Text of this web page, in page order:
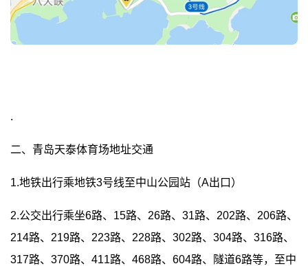
.
二、青岛天泰体育场地址交通
1.地铁出行乘地铁3号线至中山公园站（A出口）
2.公交出行乘坐6路、15路、26路、31路、202路、206路、
214路、219路、223路、228路、302路、304路、316路、
317路、370路、411路、468路、604路、隧道6路等，至中